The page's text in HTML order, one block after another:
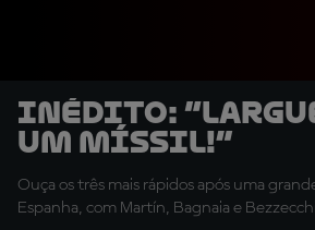
INÉDITO:
um míssil!”
Ouça os três mais rápidos após uma
Espanha, com Martín, Bagnaia e